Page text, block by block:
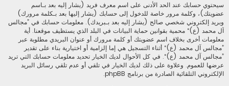
سيحتوي حسابك عند الحد الأدنى على اسم معرف فريد (يشار إليه بعد بـاسم
عضويتك)، وكلمة مرور خاصة للدخول إلى حسابك (يشار إليها بعد بـكلمة مرورك)
وبريد إلكتروني شخصي صالح (يشار إليه بعد بـبريدك). معلومات حسابك في ”مجالس
آل محمد (ع)“ محمية بقوانين حماية البيانات في البلد الذي يستظيف موقعنا. أية
معلومات أخرى بخلاف اسم عضويتك أو كلمة مرورك أو عنوان البريدي مطلوبة عبر
”مجالس آل محمد (ع)“ أثناء التسجيل هي إما إلزامية أو اختيارية بناء على تقدير
”مجالس آل محمد (ع)“. في كل الأحوال لديك الخيار تحديد معلومات حسابك التي تريد
عرضها للعموم. وعلاوة على ذلك لديك الخيار في تلقي أو عدم تلقي رسائل البريد
الإلكتروني التلقائية الصادرة من برنامج phpBB.